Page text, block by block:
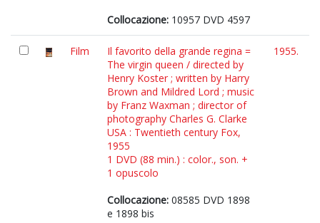
Collocazione: 10957 DVD 4597
Film
Il favorito della grande regina =
The virgin queen / directed by
Henry Koster ; written by Harry
Brown and Mildred Lord ; music
by Franz Waxman ; director of
photography Charles G. Clarke
USA : Twentieth century Fox,
1955
1 DVD (88 min.) : color., son. +
1 opuscolo
Collocazione: 08585 DVD 1898
e 1898 bis
1955.